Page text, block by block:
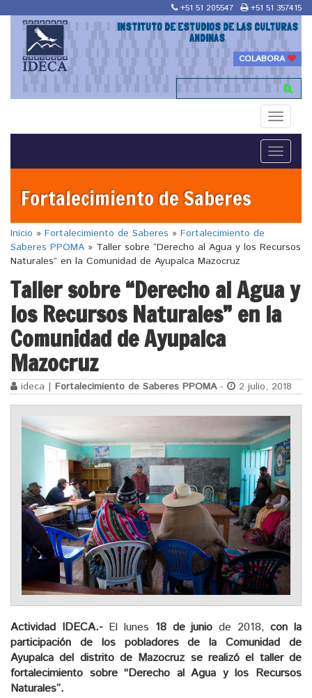
+51 51 205547 +51 51 357415
INSTITUTO DE ESTUDIOS DE LAS CULTURAS
ANDINAS
COLABORA
Toggle
Toggle
Fortalecimiento de Saberes
Inicio » Fortalecimiento de Saberes » Fortalecimiento de
Saberes PPOMA » Taller sobre “Derecho al Agua y los Recursos
Naturales” en la Comunidad de Ayupalca Mazocruz
Taller sobre “Derecho al Agua y
los Recursos Naturales” en la
Comunidad de Ayupalca
Mazocruz
ideca | Fortalecimiento de Saberes PPOMA- 2 julio, 2018
Actividad IDECA.-El lunes 18 de junio de 2018, con la
participación de los pobladores de la Comunidad de
Ayupalca del distrito de Mazocruz se realizó el taller de
fortalecimiento sobre “Derecho al Agua y los Recursos
Naturales”.